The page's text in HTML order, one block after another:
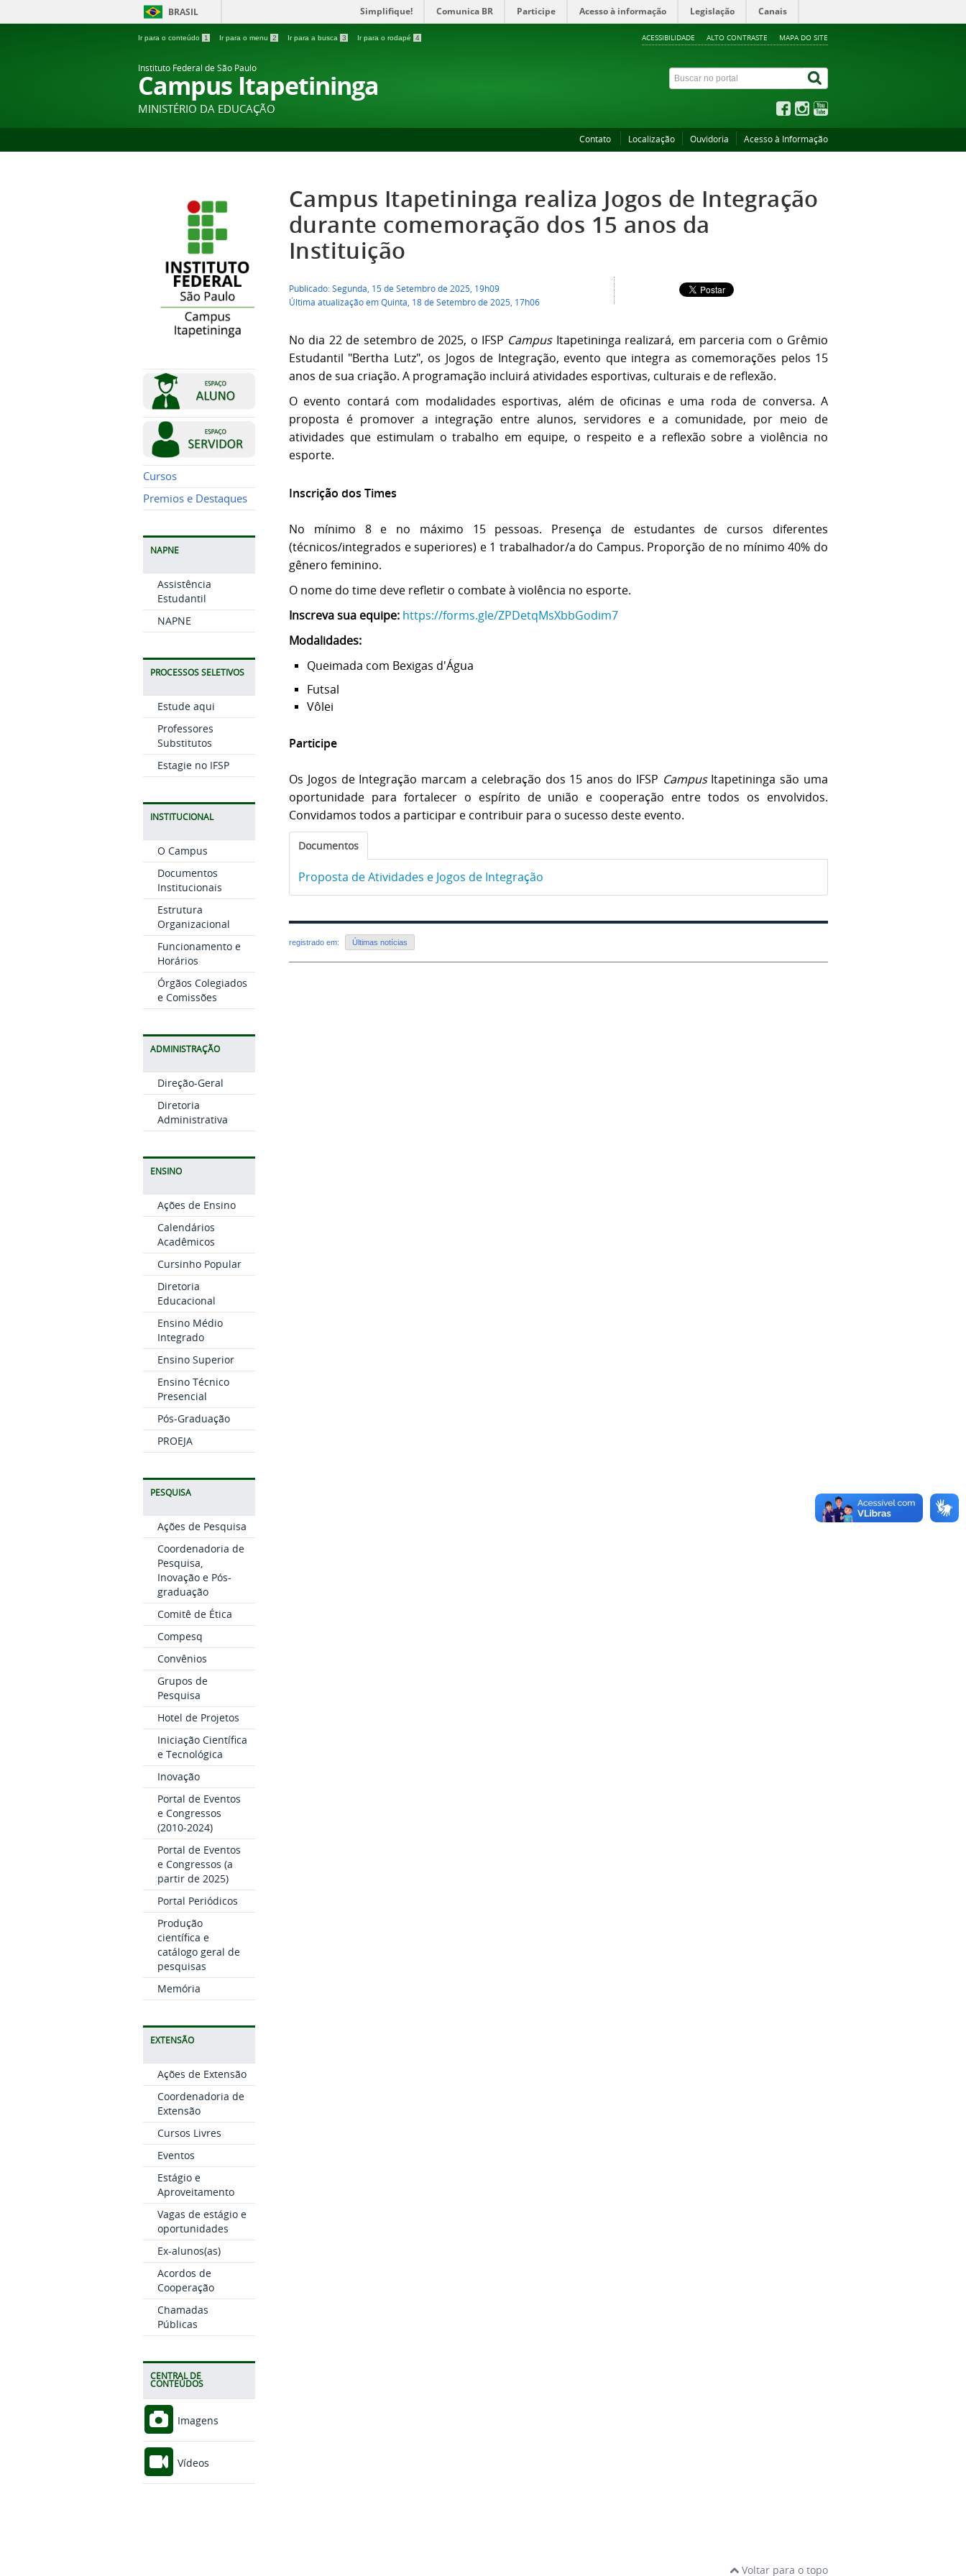
BRASIL Simplifique! Comunica BR Participe Acesso à informação Legislação Canais
Ir para o conteúdo 1 Ir para o menu 2 Ir para a busca 3 Ir para o rodapé 4 ACESSIBILIDADE ALTO CONTRASTE MAPA DO SITE
Instituto Federal de São Paulo
Campus Itapetininga
MINISTÉRIO DA EDUCAÇÃO
Contato Localização Ouvidoria Acesso à Informação
Cursos
Premios e Destaques
NAPNE
Assistência
Estudantil
NAPNE
PROCESSOS SELETIVOS
Estude aqui
Professores
Substitutos
Estagie no IFSP
INSTITUCIONAL
O Campus
Documentos
Institucionais
Estrutura
Organizacional
Funcionamento e
Horários
Órgãos Colegiados
e Comissões
ADMINISTRAÇÃO
Direção-Geral
Diretoria
Administrativa
ENSINO
Ações de Ensino
Calendários
Acadêmicos
Cursinho Popular
Diretoria
Educacional
Ensino Médio
Integrado
Ensino Superior
Ensino Técnico
Presencial
Pós-Graduação
PROEJA
PESQUISA
Ações de Pesquisa
Coordenadoria de
Pesquisa,
Inovação e Pós-
graduação
Comitê de Ética
Compesq
Convênios
Grupos de
Pesquisa
Hotel de Projetos
Iniciação Científica
e Tecnológica
Inovação
Portal de Eventos
e Congressos
(2010-2024)
Portal de Eventos
e Congressos (a
partir de 2025)
Portal Periódicos
Produção
científica e
catálogo geral de
pesquisas
Memória
EXTENSÃO
Ações de Extensão
Coordenadoria de
Extensão
Cursos Livres
Eventos
Estágio e
Aproveitamento
Vagas de estágio e
oportunidades
Ex-alunos(as)
Acordos de
Cooperação
Chamadas
Públicas
CENTRAL DE
CONTEÚDOS
Imagens
Vídeos
Campus Itapetininga realiza Jogos de Integração
durante comemoração dos 15 anos da
Instituição
Publicado: Segunda, 15 de Setembro de 2025, 19h09
Última atualização em Quinta, 18 de Setembro de 2025, 17h06
No dia 22 de setembro de 2025, o IFSP CampusItapetininga realizará, em parceria com o Grêmio
Estudantil "Bertha Lutz", os Jogos de Integração, evento que integra as comemorações pelos 15
anos de sua criação. A programação incluirá atividades esportivas, culturais e de reflexão.
O evento contará com modalidades esportivas, além de oficinas e uma roda de conversa. A
proposta é promover a integração entre alunos, servidores e a comunidade, por meio de
atividades que estimulam o trabalho em equipe, o respeito e a reflexão sobre a violência no
esporte.
Inscrição dos Times
No mínimo 8 e no máximo 15 pessoas. Presença de estudantes de cursos diferentes
(técnicos/integrados e superiores) e 1 trabalhador/a do Campus. Proporção de no mínimo 40% do
gênero feminino.
O nome do time deve refletir o combate à violência no esporte.
Inscreva sua equipe: https://forms.gle/ZPDetqMsXbbGodim7
Modalidades:
Queimada com Bexigas d'Água
Futsal
Vôlei
Participe
Os Jogos de Integração marcam a celebração dos 15 anos do IFSP CampusItapetininga são uma
oportunidade para fortalecer o espírito de união e cooperação entre todos os envolvidos.
Convidamos todos a participar e contribuir para o sucesso deste evento.
Documentos
Proposta de Atividades e Jogos de Integração
registrado em: Últimas notícias
Voltar para o topo